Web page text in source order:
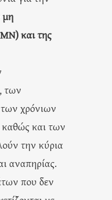
μη
και της
των
χρόνιων
και των
την κύρια
αναπηρίας.
που δεν